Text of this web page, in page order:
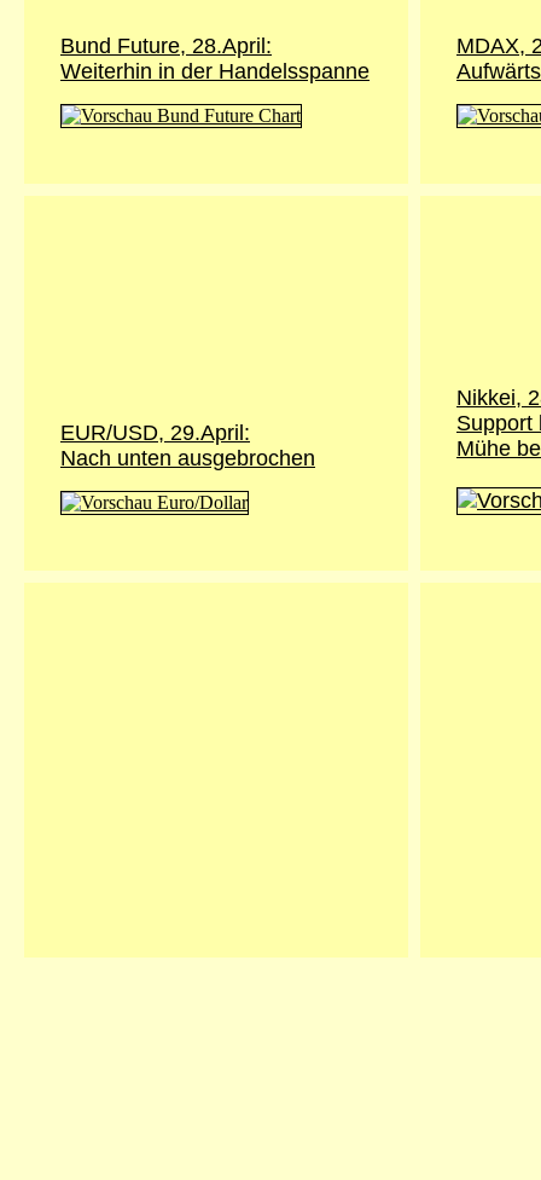
Bund Future, 28.April :
Weiterhin in der Handelsspanne
MDAX,
EUR/USD, 29.April:
Nach unten ausgebrochen
Nikkei,
Support
Mühe